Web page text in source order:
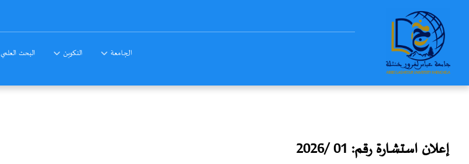
الجامعة التكوين البحث العلمي
إعلان استشارة رقم: 01 /2026